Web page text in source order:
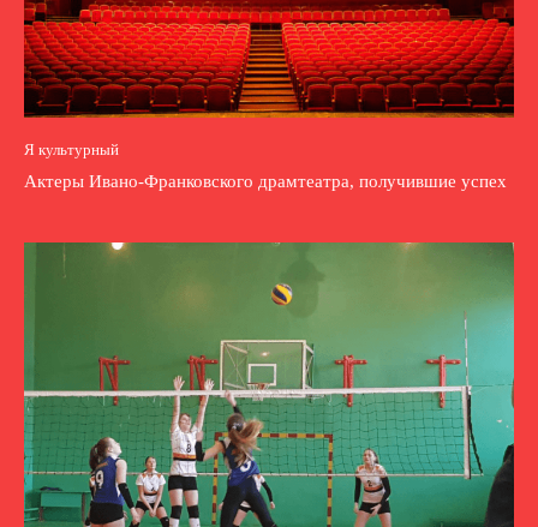
Я культурный
Актеры Ивано-Франковского драмтеатра, получившие успех